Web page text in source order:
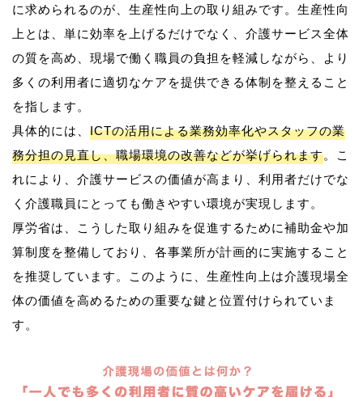
に求められるのが、生産性向上の取り組みです。生産性向
上とは、単に効率を上げるだけでなく、介護サービス全体
の質を高め、現場で働く職員の負担を軽減しながら、より
多くの利用者に適切なケアを提供できる体制を整えること
を指します。
具体的には、 ICTの活用による業務効率化やスタッフの業
務分担の見直し、職場環境の改善などが挙げられます。こ
れにより、介護サービスの価値が高まり、利用者だけでな
く介護職員にとっても働きやすい環境が実現します。
厚労省は、こうした取り組みを促進するために補助金や加
算制度を整備しており、各事業所が計画的に実施すること
を推奨しています。このように、生産性向上は介護現場全
体の価値を高めるための重要な鍵と位置付けられていま